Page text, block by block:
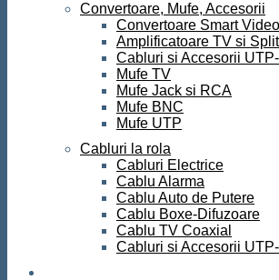
Convertoare, Mufe, Accesorii
Convertoare Smart Video
Amplificatoare TV si
Cabluri si Accesorii
Mufe TV
Mufe Jack si RCA
Mufe BNC
Mufe UTP
Cabluri la rola
Cabluri Electrice
Cablu Alarma
Cablu Auto de Putere
Cablu Boxe-Difuzoare
Cablu TV Coaxial
Cabluri si Accesorii